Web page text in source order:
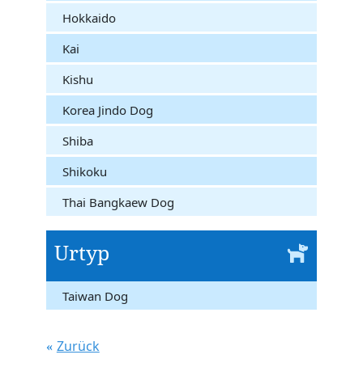
Hokkaido
Kai
Kishu
Korea Jindo Dog
Shiba
Shikoku
Thai Bangkaew Dog
Urtyp
Taiwan Dog
Zurück